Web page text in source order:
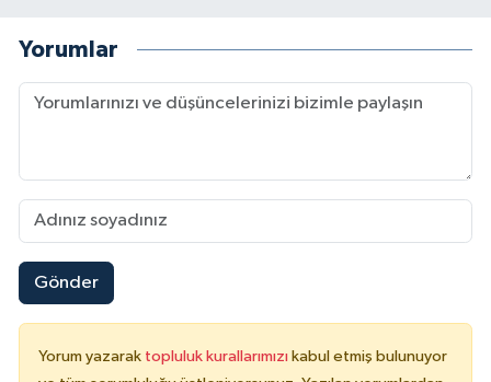
Yorumlar
Gönder
Yorum yazarak topluluk kurallarımızı kabul etmiş bulunuyor